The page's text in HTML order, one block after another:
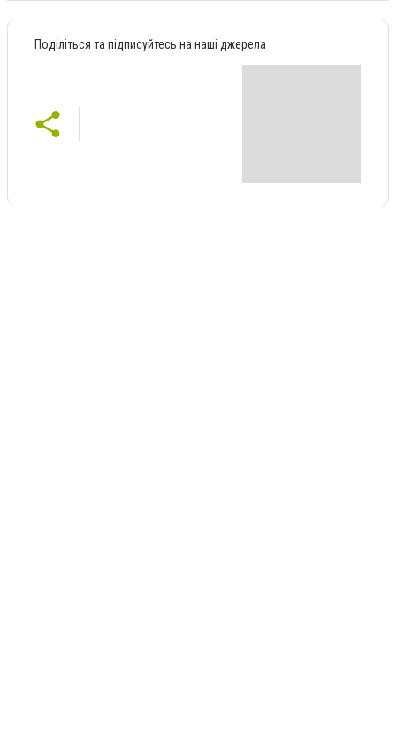
Поділіться та підписуйтесь на наші джерела